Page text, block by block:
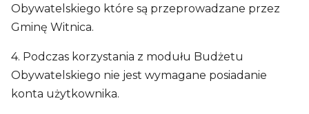
Obywatelskiego które są przeprowadzane przez
Gminę Witnica.
4. Podczas korzystania z modułu Budżetu
Obywatelskiego nie jest wymagane posiadanie
konta użytkownika.